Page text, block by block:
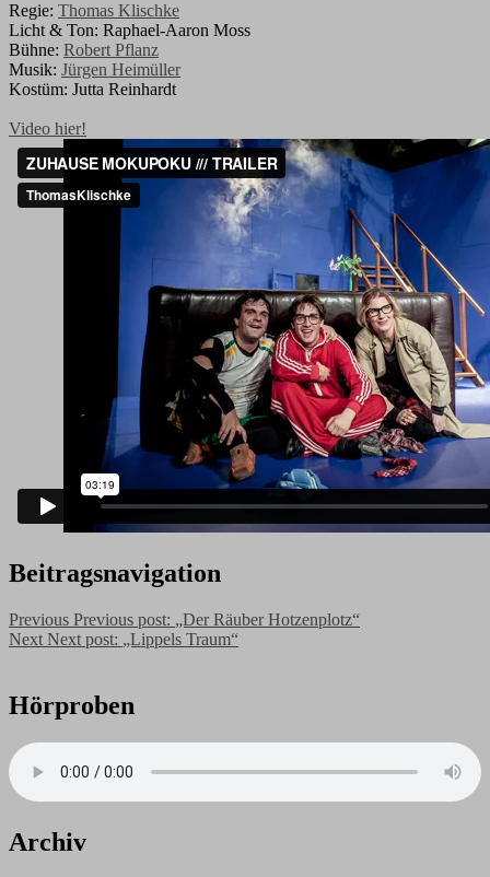
Regie: Thomas Klischke
Licht & Ton: Raphael-Aaron Moss
Bühne: Robert Pflanz
Musik: Jürgen Heimüller
Kostüm: Jutta Reinhardt
Video hier!
Beitragsnavigation
Previous Previous post: „Der Räuber Hotzenplotz“
Next Next post: „Lippels Traum“
Hörproben
Archiv